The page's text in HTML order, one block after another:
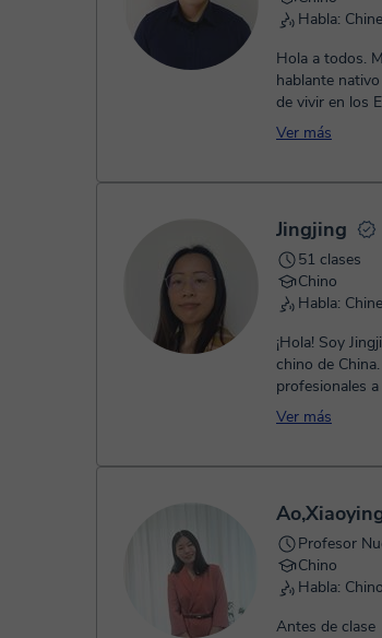
Habla:
Hola a todos. Me
hablante
de vivir en los
Oregón). Asistí
Ver más
Jingjing
51 clases
Chino
Habla:
¡Hola! Soy
chino de
profesionales
Ver más
Profesor
Chino
Habla:
Antes de clase